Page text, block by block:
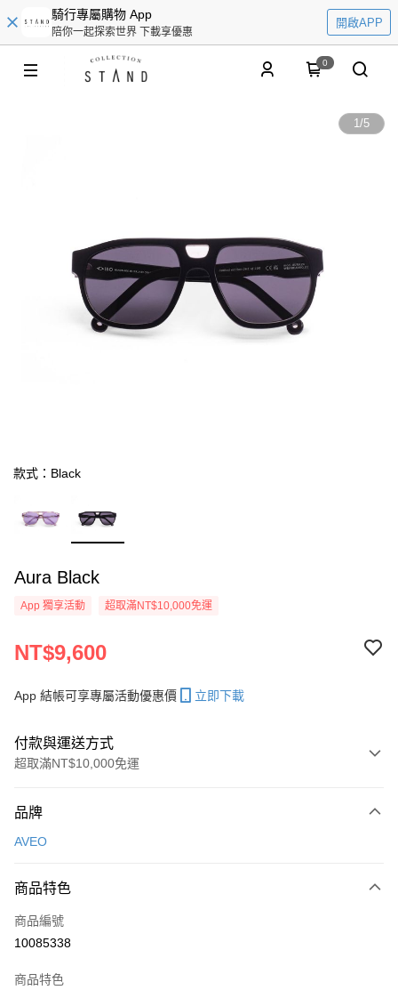
騎行專屬購物 App
陪你一起探索世界 下載享優惠
開啟APP
0
1/5
款式：Black
Aura Black
App 獨享活動 超取滿NT$10,000免運
NT$9,600
App 結帳可享專屬活動優惠價 立即下載
付款與運送方式
超取滿NT$10,000免運
信用卡一次付款
LINE Pay
Apple Pay
品牌
AVEO
商品特色
商品編號
10085338
商品特色